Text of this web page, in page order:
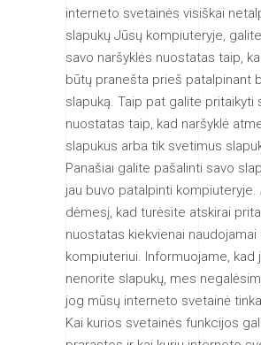
interneto svetainės visiškai
slapukų Jūsų kompiuteryje,
savo naršyklės nuostatas taip,
būtų pranešta prieš patalpinant
slapuką. Taip pat galite pritaikyti
nuostatas taip, kad naršyklė
slapukus arba tik svetimus
Panašiai galite pašalinti savo
jau buvo patalpinti kompiuteryje.
dėmesį, kad turėsite atskirai
nuostatas kiekvienai naudojamai
kompiuteriui. Informuojame, kad
nenorite slapukų, mes
jog mūsų interneto svetainė
Kai kurios svetainės funkcijos